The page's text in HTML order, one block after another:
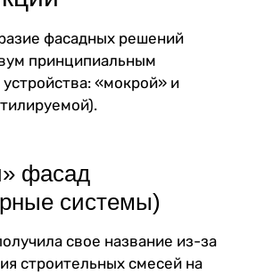
фасадных решений
принципиальным
«мокрой» и
фасад
системы)
свое название из-за
строительных смесей на